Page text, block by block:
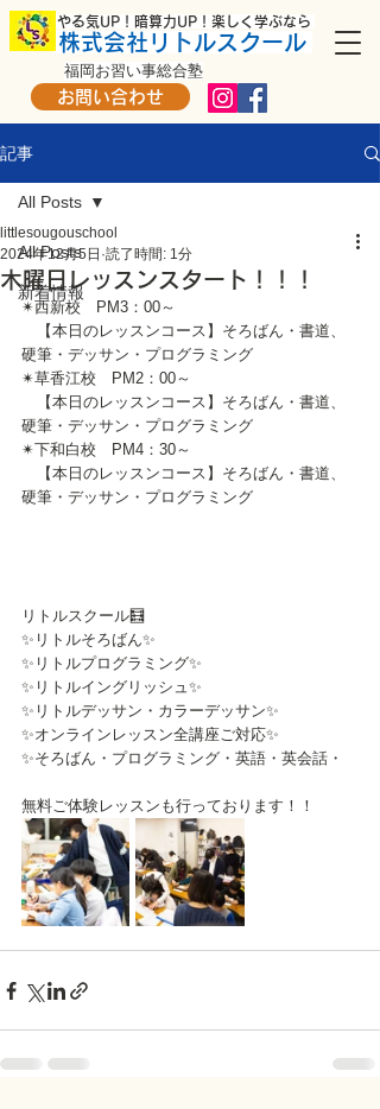
​ やる気UP！暗算力UP！楽しく学ぶなら
株式会社リトルスクール
お問い合わせ
福岡お習い事総合塾
記事
All Posts
新着情報
All Posts
木曜日レッスンスタート！！！
littlesougouschool
2024年12月5日 読了時間: 1分
✴西新校　PM3：00～
【本日のレッスンコース】そろばん・書道、
硬筆・デッサン・プログラミング
✴草香江校　PM2：00～
【本日のレッスンコース】そろばん・書道、
硬筆・デッサン・プログラミング
✴下和白校　PM4：30～
【本日のレッスンコース】そろばん・書道、
硬筆・デッサン・プログラミング
リトルスクール🧮
✨リトルそろばん✨
✨リトルプログラミング✨
✨リトルイングリッシュ✨
✨リトルデッサン・カラーデッサン✨
✨オンラインレッスン全講座ご対応✨
✨そろばん・プログラミング・英語・英会話・
無料ご体験レッスンも行っております！！